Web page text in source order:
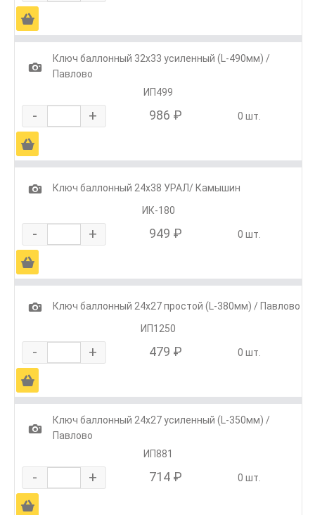
Ä
1
Ключ баллонный 32х33 усиленный (L-490мм) /
Павлово
ИП499
- + 986 ₽ 0 шт.
Ä
1
Ключ баллонный 24х38 УРАЛ/ Камышин
ИК-180
- + 949 ₽ 0 шт.
Ä
1
Ключ баллонный 24х27 простой (L-380мм) / Павлово
ИП1250
- + 479 ₽ 0 шт.
Ä
1
Ключ баллонный 24х27 усиленный (L-350мм) /
Павлово
ИП881
- + 714 ₽ 0 шт.
Ä